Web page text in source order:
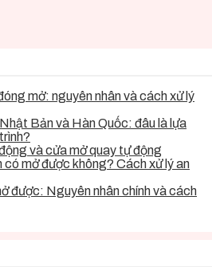
mở: nguyên nhân và cách xử lý
Bản và Hàn Quốc: đâu là lựa
và cửa mở quay tự động
mở được không? Cách xử lý an
được: Nguyên nhân chính và cách